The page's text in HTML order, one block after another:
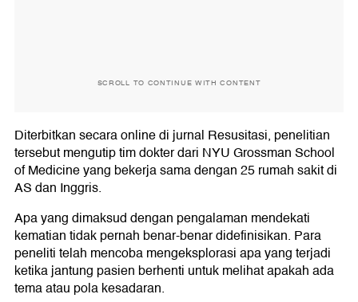
SCROLL TO CONTINUE WITH CONTENT
Diterbitkan secara online di jurnal Resusitasi, penelitian
tersebut mengutip tim dokter dari NYU Grossman School
of Medicine yang bekerja sama dengan 25 rumah sakit di
AS dan Inggris.
Apa yang dimaksud dengan pengalaman mendekati
kematian tidak pernah benar-benar didefinisikan. Para
peneliti telah mencoba mengeksplorasi apa yang terjadi
ketika jantung pasien berhenti untuk melihat apakah ada
tema atau pola kesadaran.